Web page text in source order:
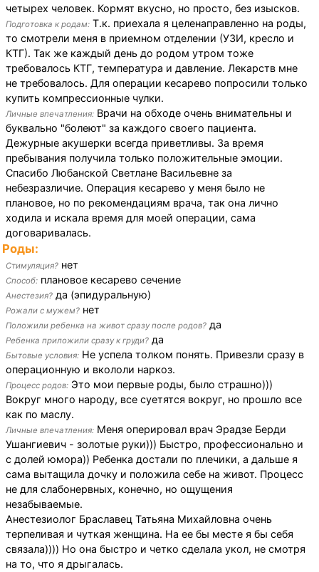
четырех человек. Кормят вкусно, но просто, без изысков.
Подготовка к родам: Т.к. приехала я целенаправленно на роды,
то смотрели меня в приемном отделении (УЗИ, кресло и
КТГ). Так же каждый день до родом утром тоже
требовалось КТГ, температура и давление. Лекарств мне
не требовалось. Для операции кесарево попросили только
купить компрессионные чулки.
Личные впечатления: Врачи на обходе очень внимательны и
буквально "болеют" за каждого своего пациента.
Дежурные акушерки всегда приветливы. За время
пребывания получила только положительные эмоции.
Спасибо Любанской Светлане Васильевне за
небезразличие. Операция кесарево у меня было не
плановое, но по рекомендациям врача, так она лично
ходила и искала время для моей операции, сама
договаривалась.
Роды:
Стимуляция? нет
Способ: плановое кесарево сечение
Анестезия? да (эпидуральную)
Рожали с мужем? нет
Положили ребенка на живот сразу после родов? да
Ребенка приложили сразу к груди? да
Бытовые условия: Не успела толком понять. Привезли сразу в
операционную и вкололи наркоз.
Процесс родов: Это мои первые роды, было страшно)))
Вокруг много народу, все суетятся вокруг, но прошло все
как по маслу.
Личные впечатления: Меня оперировал врач Эрадзе Берди
Ушангиевич - золотые руки))) Быстро, профессионально и
с долей юмора)) Ребенка достали по плечики, а дальше я
сама вытащила дочку и положила себе на живот. Процесс
не для слабонервных, конечно, но ощущения
незабываемые.
Анестезиолог Браславец Татьяна Михайловна очень
терпеливая и чуткая женщина. На ее бы месте я бы себя
связала)))) Но она быстро и четко сделала укол, не смотря
на то, что я дрыгалась.